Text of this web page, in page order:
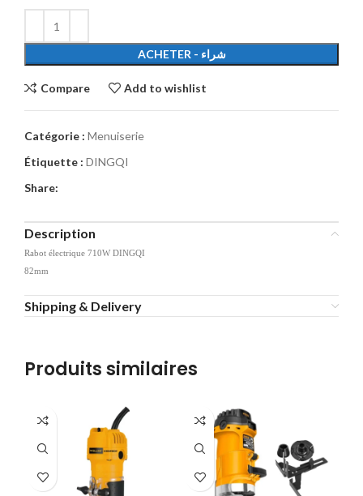
ACHETER - شراء
Compare Add to wishlist
Catégorie : Menuiserie
Étiquette : DINGQI
Share:
Description
Rabot électrique 710W DINGQI
82mm
Shipping & Delivery
Produits similaires